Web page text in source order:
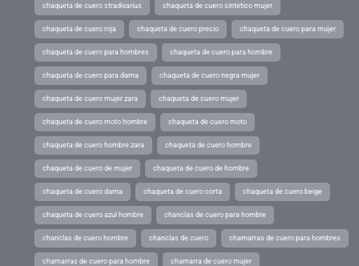
chaqueta de cuero stradivarius chaqueta de cuero sintetico mujer
chaqueta de cuero roja chaqueta de cuero precio chaqueta de cuero para mujer
chaqueta de cuero para hombres chaqueta de cuero para hombre
chaqueta de cuero para dama chaqueta de cuero negra mujer
chaqueta de cuero mujer zara chaqueta de cuero mujer
chaqueta de cuero moto hombre chaqueta de cuero moto
chaqueta de cuero hombre zara chaqueta de cuero hombre
chaqueta de cuero de mujer chaqueta de cuero de hombre
chaqueta de cuero dama chaqueta de cuero corta chaqueta de cuero beige
chaqueta de cuero azul hombre chanclas de cuero para hombre
chanclas de cuero hombre chanclas de cuero chamarras de cuero para hombres
chamarras de cuero para hombre chamarra de cuero mujer